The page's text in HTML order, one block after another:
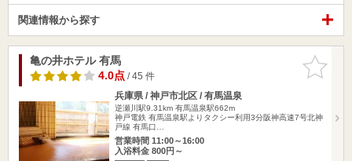
関連情報から探す
お気に入
りに追加
亀の井ホテル 有馬
4.0点/ 45 件
兵庫県 / 神戸市北区 / 有馬温泉
逆瀬川駅9.31km 有馬温泉駅662m
神戸電鉄 有馬温泉駅よりタクシー利用3分阪神高速7号北神
戸線 有馬口…
営業時間 11:00～16:00
入浴料金 800円～